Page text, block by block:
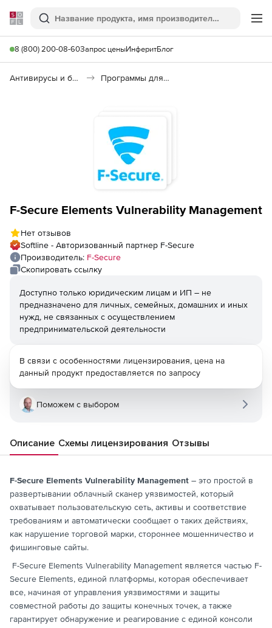
Softline
Поиск
8 (800) 200-08-60Запрос ценыИнферитБлог
Антивирусы и безопасность Программы для защиты информации
F-Secure Elements Vulnerability Management
Нет отзывов
Softline - Авторизованный партнер F-Secure
Производитель: F-Secure
Скопировать ссылку
Доступно только юридическим лицам и ИП – не
предназначено для личных, семейных, домашних и иных
нужд, не связанных с осуществлением
предпринимательской деятельности
В связи с особенностями лицензирования, цена на
данный продукт предоставляется по запросу
Поможем с выбором
Описание Схемы лицензирования Отзывы
F-Secure Elements Vulnerability Management – это простой в
развертывании облачный сканер уязвимостей, который
охватывает пользовательскую сеть, активы и соответствие
требованиям и автоматически сообщает о таких действиях,
как нарушение торговой марки, стороннее мошенничество и
фишинговые сайты.
F-Secure Elements Vulnerability Management является частью F-
Secure Elements, единой платформы, которая обеспечивает
все, начиная от управления уязвимостями и защиты
совместной работы до защиты конечных точек, а также
гарантирует обнаружение и реагирование с единой консоли